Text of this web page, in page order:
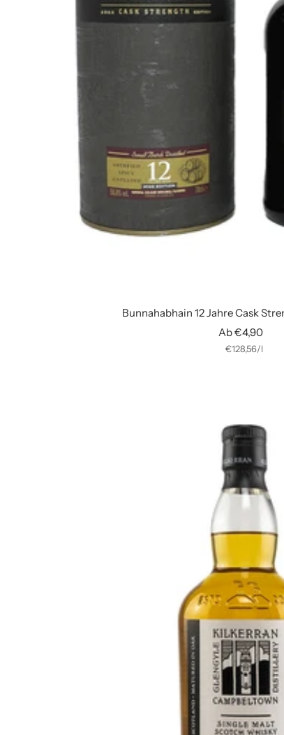
Bunnahabhain 12 Jahre Cask
Angebotspreis
Ab €4,90
€128,56/l